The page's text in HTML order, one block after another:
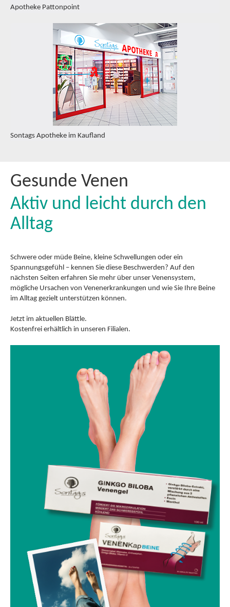
Apotheke Pattonpoint
Sontags Apotheke im Kaufland
Gesunde Venen
Aktiv und leicht durch den
Alltag
Schwere oder müde Beine, kleine Schwellungen oder ein
Spannungsgefühl – kennen Sie diese Beschwerden? Auf den
nächsten Seiten erfahren Sie mehr über unser Venensystem,
mögliche Ursachen von Venenerkrankungen und wie Sie Ihre Beine
im Alltag gezielt unterstützen können.
Jetzt im aktuellen Blättle.
Kostenfrei erhältlich in unseren Filialen.